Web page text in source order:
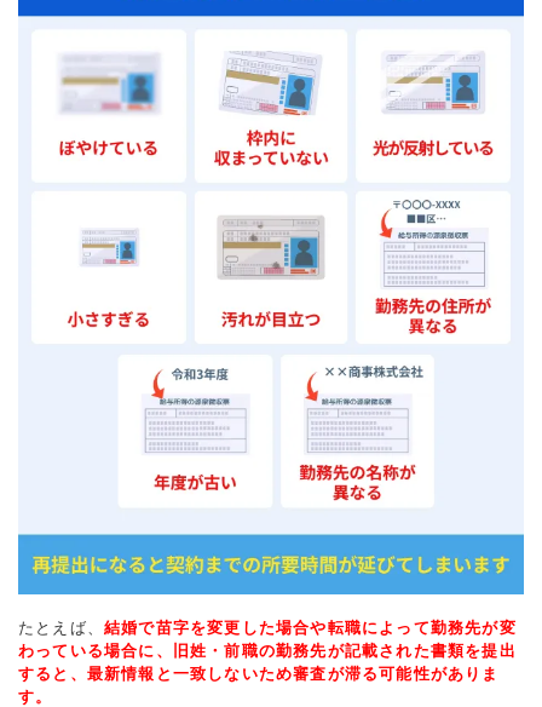
たとえば、 結婚で苗字を変更した場合や転職によって勤務先が変
わっている場合に、旧姓・前職の勤務先が記載された書類を提出
すると、最新情報と一致しないため審査が滞る可能性がありま
す。